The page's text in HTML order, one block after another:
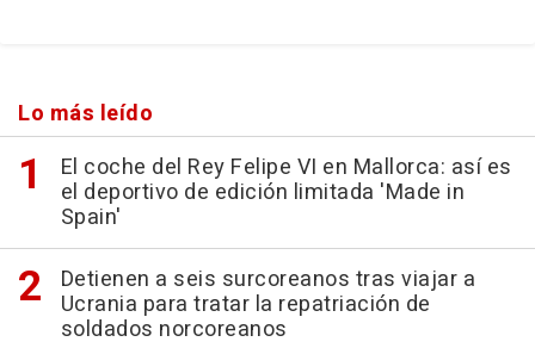
Lo más leído
El coche del Rey Felipe VI en Mallorca: así es
el deportivo de edición limitada 'Made in
Spain'
Detienen a seis surcoreanos tras viajar a
Ucrania para tratar la repatriación de
soldados norcoreanos